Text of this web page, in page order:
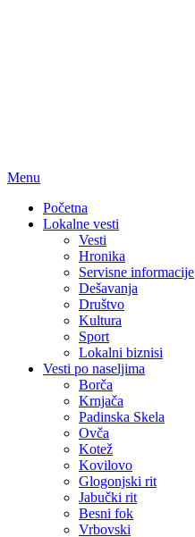
Menu
Početna
Lokalne vesti
Vesti
Hronika
Servisne informacije
Dešavanja
Društvo
Kultura
Sport
Lokalni biznisi
Vesti po naseljima
Borča
Krnjača
Padinska Skela
Ovča
Kotež
Kovilovo
Glogonjski rit
Jabučki rit
Besni fok
Vrbovski